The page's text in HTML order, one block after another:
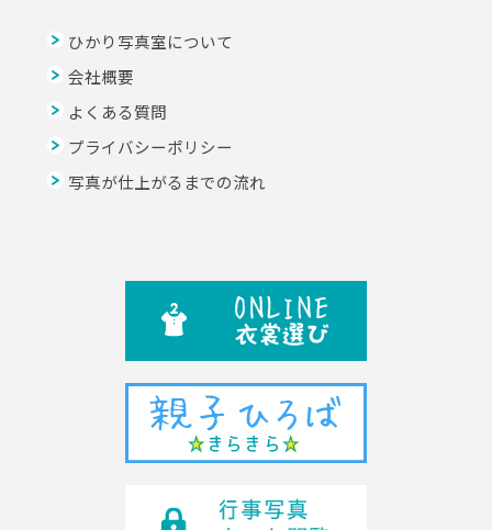
ひかり写真室について
会社概要
よくある質問
プライバシーポリシー
写真が仕上がるまでの流れ